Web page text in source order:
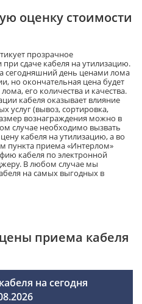
оценку стоимости
прозрачное
сдаче кабеля на утилизацию.
сегодняшний день ценами лома
но окончательная цена будет
его количества и качества.
кабеля оказывает влияние
услуг (вывоз, сортировка,
вознаграждения можно в
случае необходимо вызвать
кабеля на утилизацию, а во
пункта приема «Интерлом»
кабеля по электронной
В любом случае мы
на самых выгодных в
приема кабеля
на сегодня